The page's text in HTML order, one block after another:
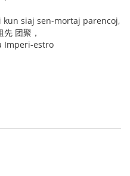
siaj sen-mortaj parencoj,
团聚，
Imperi-estro